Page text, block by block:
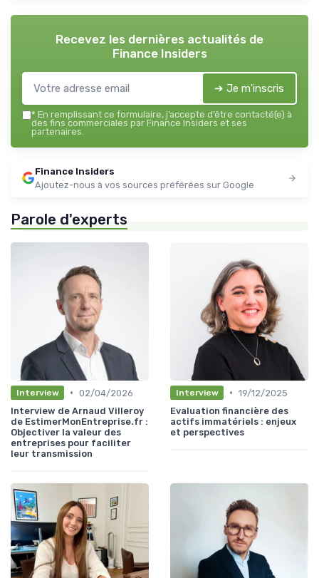
Recevez les dernières actualités de
Finance Insiders
➔ Je m'inscris
* En remplissant ce formulaire, j’accepte d’être contacté(e) à
des fins commerciales par Finance Insiders et ses
partenaires.
Finance Insiders
Ajoutez-nous à vos sources préférées sur Google
Parole d'experts
Interview • 02/04/2026
Interview de Arnaud Villeroy
de EstimerMonEntreprise.fr :
Objectiver la valeur des
entreprises pour faciliter
leur transmission
Interview • 19/12/2025
Evaluation financière des
actifs immatériels : enjeux
et perspectives